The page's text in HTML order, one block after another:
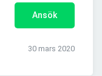
Ansök
30 mars 2020